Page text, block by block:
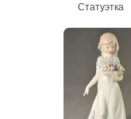
Статуэтка